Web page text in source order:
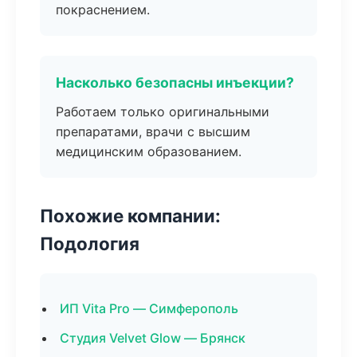
покраснением.
Насколько безопасны инъекции?
Работаем только оригинальными
препаратами, врачи с высшим
медицинским образованием.
Похожие компании:
Подология
ИП Vita Pro — Симферополь
Студия Velvet Glow — Брянск